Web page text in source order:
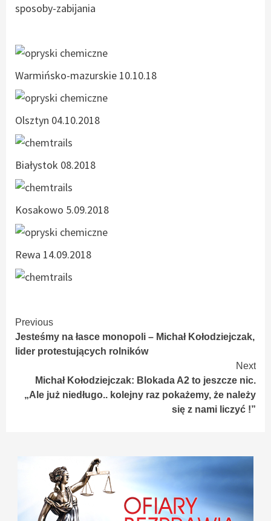
sposoby-zabijania
Warmińsko-mazurskie 10.10.18
Olsztyn 04.10.2018
Białystok 08.2018
Kosakowo 5.09.2018
Rewa 14.09.2018
Continue
Reading
Previous
Jesteśmy na łasce monopoli – Michał Kołodziejczak,
lider protestujących rolników
Next
Michał Kołodziejczak: Blokada A2 to jeszcze nic.
„Ale już niedługo.. kolejny raz pokażemy, że należy
się z nami liczyć !”